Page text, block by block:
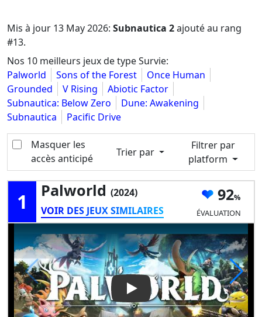
Mis à jour 13 May 2026: Subnautica 2ajouté au rang
#13.
Nos 10 meilleurs jeux de type Survie:
Palworld
Sons of the Forest
Once Human
Grounded
V Rising
Abiotic Factor
Subnautica: Below Zero
Dune: Awakening
Subnautica
Pacific Drive
Masquer les
accès anticipé
Trier par
Filtrer par
platform
1 Palworld (2024)
VOIR DES JEUX SIMILAIRES
92
ÉVALUATION
Play Video: Palworld